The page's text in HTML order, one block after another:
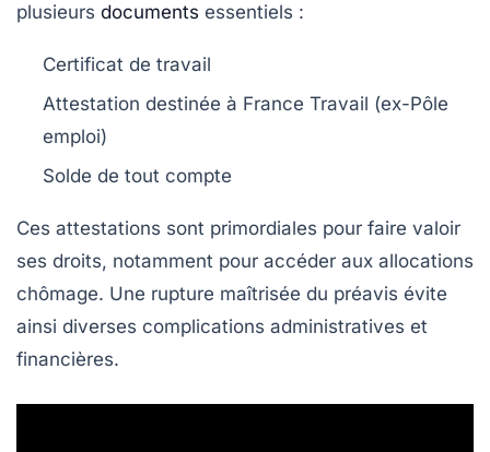
plusieurs documents essentiels :
Certificat de travail
Attestation destinée à France Travail (ex-Pôle
emploi)
Solde de tout compte
Ces attestations sont primordiales pour faire valoir
ses droits, notamment pour accéder aux allocations
chômage. Une rupture maîtrisée du préavis évite
ainsi diverses complications administratives et
financières.